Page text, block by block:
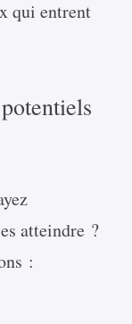
qui entrent
atteindre ?
: